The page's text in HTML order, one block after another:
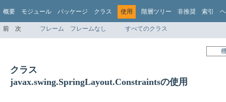
概要 モジュール パッケージ クラス 使用 階層ツリー 非推奨 索引
前 次 フレーム フレームなし すべてのクラス
クラス
javax.swing.SpringLayout.Constraintsの使用